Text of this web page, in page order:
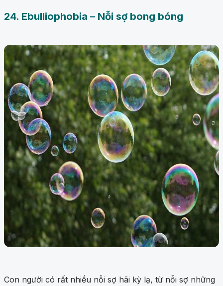
24. Ebulliophobia – Nỗi sợ bong bóng
Con người có rất nhiều nỗi sợ hãi kỳ lạ, từ nỗi sợ những